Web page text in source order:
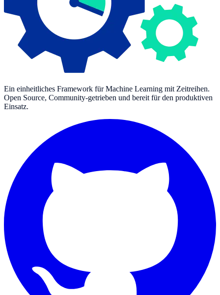
Ein einheitliches Framework für Machine Learning mit Zeitreihen.
Open Source, Community-getrieben und bereit für den produktiven
Einsatz.